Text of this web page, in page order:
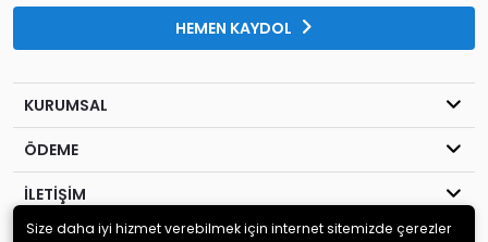
HEMEN KAYDOL
KURUMSAL
ÖDEME
İLETİŞİM
Size daha iyi hizmet verebilmek için internet sitemizde çerezler